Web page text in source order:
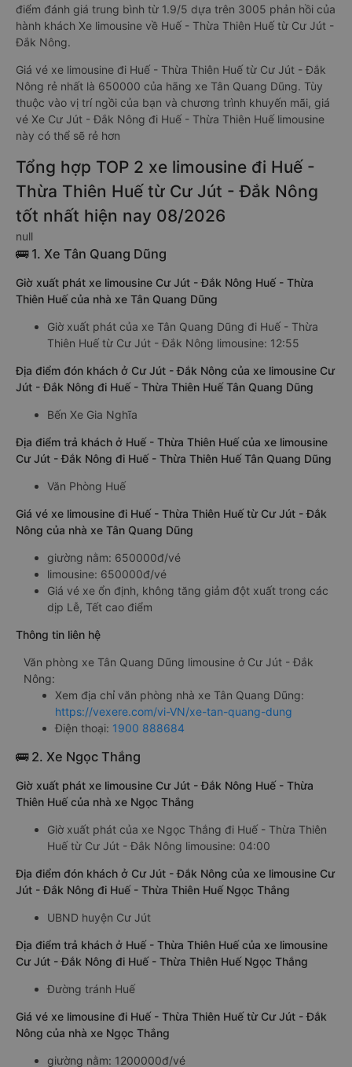
điểm đánh giá trung bình từ 1.9/5 dựa trên 3005 phản hồi của
hành khách Xe limousine về Huế - Thừa Thiên Huế từ Cư Jút -
Đắk Nông.
Giá vé xe limousine đi Huế - Thừa Thiên Huế từ Cư Jút - Đắk
Nông rẻ nhất là 650000 của hãng xe Tân Quang Dũng. Tùy
thuộc vào vị trí ngồi của bạn và chương trình khuyến mãi, giá
vé Xe Cư Jút - Đắk Nông đi Huế - Thừa Thiên Huế limousine
này có thể sẽ rẻ hơn
Tổng hợp TOP 2 xe limousine đi Huế -
Thừa Thiên Huế từ Cư Jút - Đắk Nông
tốt nhất hiện nay 08/2026
null
🚌 1. Xe Tân Quang Dũng
Giờ xuất phát xe limousine Cư Jút - Đắk Nông Huế - Thừa
Thiên Huế của nhà xe Tân Quang Dũng
Giờ xuất phát của xe Tân Quang Dũng đi Huế - Thừa
Thiên Huế từ Cư Jút - Đắk Nông limousine: 12:55
Địa điểm đón khách ở Cư Jút - Đắk Nông của xe limousine Cư
Jút - Đắk Nông đi Huế - Thừa Thiên Huế Tân Quang Dũng
Bến Xe Gia Nghĩa
Địa điểm trả khách ở Huế - Thừa Thiên Huế của xe limousine
Cư Jút - Đắk Nông đi Huế - Thừa Thiên Huế Tân Quang Dũng
Văn Phòng Huế
Giá vé xe limousine đi Huế - Thừa Thiên Huế từ Cư Jút - Đắk
Nông của nhà xe Tân Quang Dũng
giường nằm: 650000đ/vé
limousine: 650000đ/vé
Giá vé xe ổn định, không tăng giảm đột xuất trong các
dịp Lễ, Tết cao điểm
Thông tin liên hệ
Văn phòng xe Tân Quang Dũng limousine ở Cư Jút - Đắk
Nông:
Xem địa chỉ văn phòng nhà xe Tân Quang Dũng:
https://vexere.com/vi-VN/xe-tan-quang-dung
Điện thoại: 1900 888684
🚌 2. Xe Ngọc Thắng
Giờ xuất phát xe limousine Cư Jút - Đắk Nông Huế - Thừa
Thiên Huế của nhà xe Ngọc Thắng
Giờ xuất phát của xe Ngọc Thắng đi Huế - Thừa Thiên
Huế từ Cư Jút - Đắk Nông limousine: 04:00
Địa điểm đón khách ở Cư Jút - Đắk Nông của xe limousine Cư
Jút - Đắk Nông đi Huế - Thừa Thiên Huế Ngọc Thắng
UBND huyện Cư Jút
Địa điểm trả khách ở Huế - Thừa Thiên Huế của xe limousine
Cư Jút - Đắk Nông đi Huế - Thừa Thiên Huế Ngọc Thắng
Đường tránh Huế
Giá vé xe limousine đi Huế - Thừa Thiên Huế từ Cư Jút - Đắk
Nông của nhà xe Ngọc Thắng
giường nằm: 1200000đ/vé